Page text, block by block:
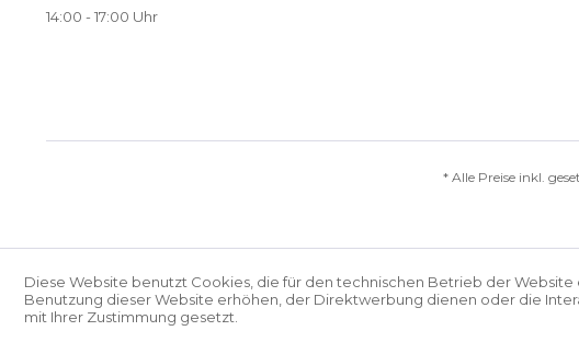
14:00 - 17:00 Uhr
* Alle Preise inkl.
Diese Website benutzt Cookies, die für den technischen Betrieb der
Benutzung dieser Website erhöhen, der Direktwerbung dienen oder die
mit Ihrer Zustimmung gesetzt.